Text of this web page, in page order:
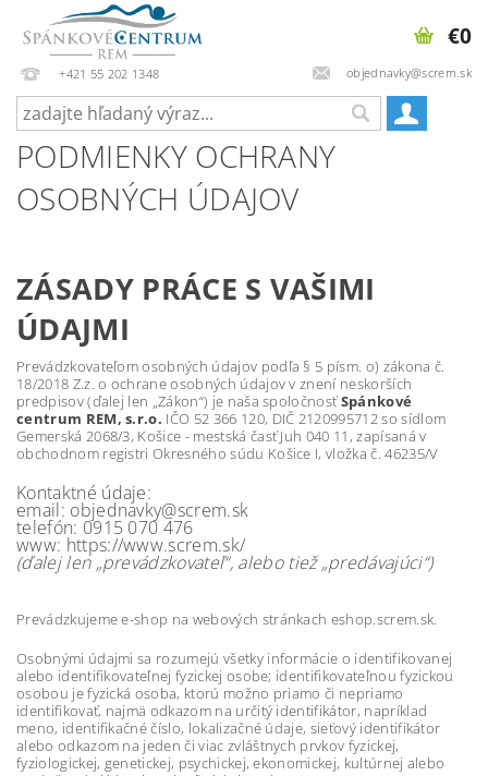
+421 55 202 1348 objednavky@screm.sk
€0
PODMIENKY OCHRANY
OSOBNÝCH ÚDAJOV
ZÁSADY PRÁCE S VAŠIMI
ÚDAJMI
Prevádzkovateľom osobných údajov podľa § 5 písm. o) zákona č.
18/2018 Z.z. o ochrane osobných údajov v znení neskorších
predpisov (ďalej len „Zákon“) je naša spoločnosťSpánkové
centrum REM, s.r.o. IČO 52 366 120, DIČ 2120995712 so sídlom
Gemerská 2068/3, Košice - mestská časť Juh 040 11, zapísaná v
obchodnom registri Okresného súdu Košice I, vložka č. 46235/V
Kontaktné údaje:
email: objednavky@screm.sk
telefón: 0915 070 476
www: https://www.screm.sk/
(ďalej len „prevádzkovateľ“, alebo tiež „predávajúci“)
Prevádzkujeme e-shop na webových stránkach eshop.screm.sk.
Osobnými údajmi sa rozumejú všetky informácie o identifikovanej
alebo identifikovateľnej fyzickej osobe; identifikovateľnou fyzickou
osobou je fyzická osoba, ktorú možno priamo či nepriamo
identifikovať, najmä odkazom na určitý identifikátor, napríklad
meno, identifikačné číslo, lokalizačné údaje, sieťový identifikátor
alebo odkazom na jeden či viac zvláštnych prvkov fyzickej,
fyziologickej, genetickej, psychickej, ekonomickej, kultúrnej alebo